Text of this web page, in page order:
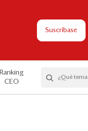
Suscríbase
Ranking
CEO